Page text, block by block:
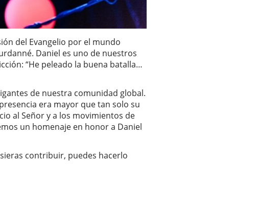
del Evangelio por el mundo
Daniel es uno de nuestros
“He peleado la buena batalla…
de nuestra comunidad global.
era mayor que tan solo su
al Señor y a los movimientos de
un homenaje en honor a Daniel
contribuir, puedes hacerlo